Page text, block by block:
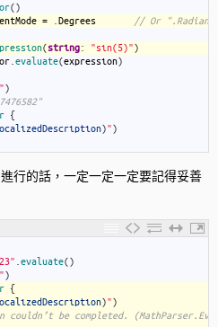
()
= Degrees // Or
(string: "sin(5)")
evaluate(expression)
")
{
)")
行的話，一定一定一定要記得妥善
evaluate()
")
{
)")
be completed.